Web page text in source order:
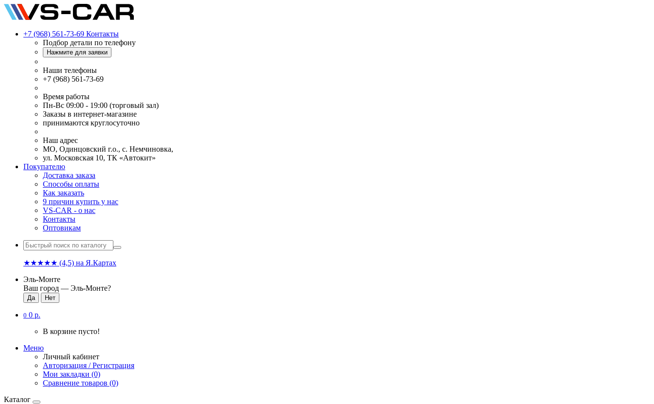
+7 (968) 561-73-69 Контакты
Подбор детали по телефону
Нажмите для заявки
Наши телефоны
+7 (968) 561-73-69
Время работы
Пн-Вс 09:00 - 19:00 (торговый зал)
Заказы в интернет-магазине
принимаются круглосуточно
Наш адрес
МО, Одинцовский г.о., с. Немчиновка,
ул. Московская 10, ТК «Автокит»
Покупателю
Доставка заказа
Способы оплаты
Как заказать
9 причин купить у нас
VS-CAR - о нас
Контакты
Оптовикам
★★★★★ (4,5) на Я.Картах
Эль-Монте
Ваш город — Эль-Монте?
0 0 р.
В корзине пусто!
Меню
Личный кабинет
Авторизация / Регистрация
Мои закладки (0)
Сравнение товаров (0)
Каталог